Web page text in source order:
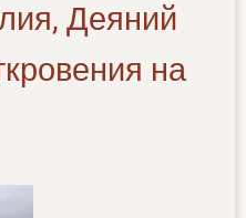
Деяний
на